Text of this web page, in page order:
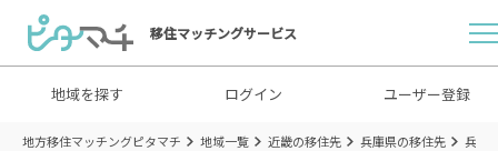
移住マッチングサービス
地域を探す ログイン ユーザー登録
地方移住マッチングピタマチ 地域一覧 近畿の移住先 兵庫県の移住先 兵庫